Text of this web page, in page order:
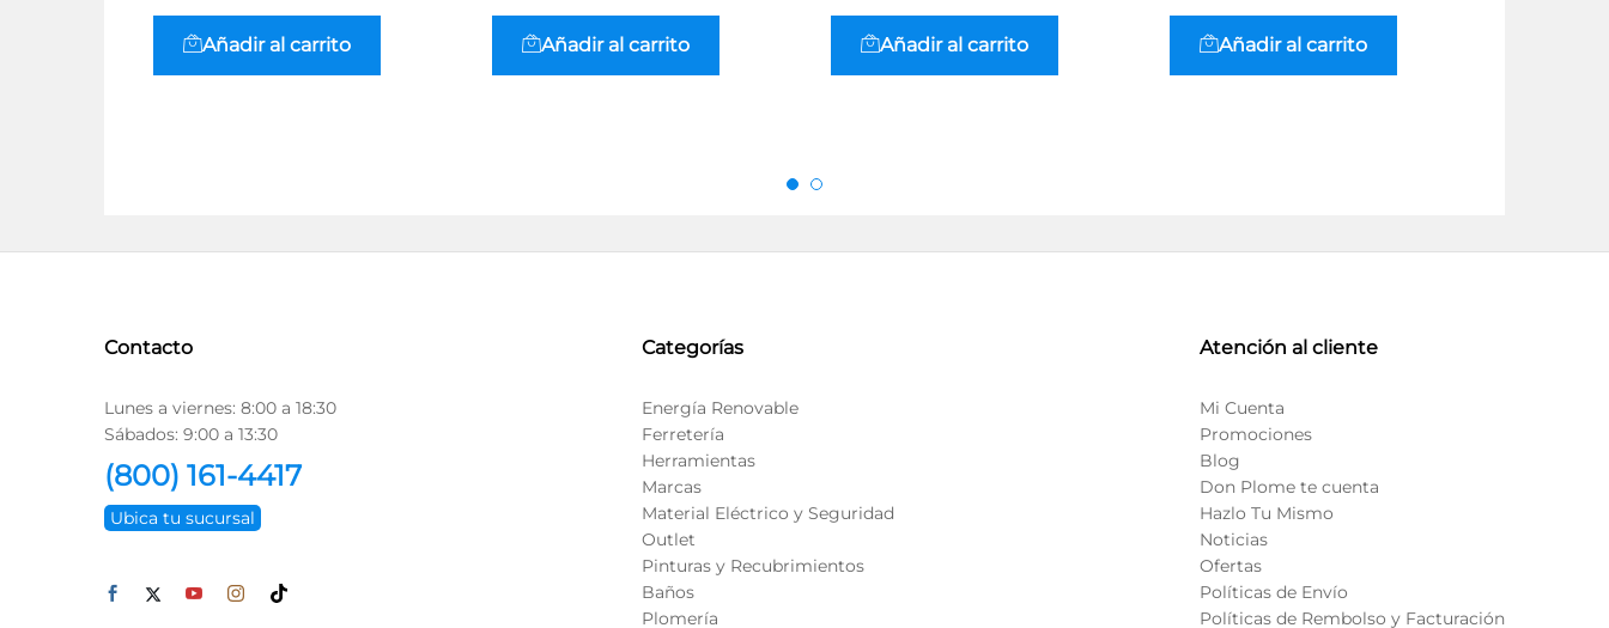
Añadir al carrito Añadir al carrito Añadir al carrito Añadir al carrito
Contacto
Lunes a viernes: 8:00 a 18:30
Sábados: 9:00 a 13:30
(800) 161-4417
Ubica tu sucursal
Categorías
Energía Renovable
Ferretería
Herramientas
Marcas
Material Eléctrico y Seguridad
Outlet
Pinturas y Recubrimientos
Baños
Plomería
Atención al cliente
Mi Cuenta
Promociones
Blog
Don Plome te cuenta
Hazlo Tu Mismo
Noticias
Ofertas
Políticas de Envío
Políticas de Rembolso y Facturación